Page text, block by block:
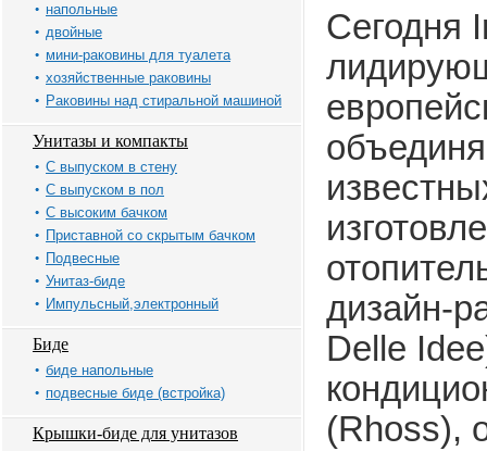
напольные
двойные
мини-раковины для туалета
хозяйственные раковины
Раковины над стиральной машиной
Унитазы и компакты
С выпуском в стену
С выпуском в пол
С высоким бачком
Приставной со скрытым бачком
Подвесные
Унитаз-биде
Импульсный,электронный
Биде
биде напольные
подвесные биде (встройка)
Крышки-биде для унитазов
Сегодня
дизайн-
Delle
(Rhoss),